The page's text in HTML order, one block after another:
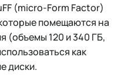
(micro-Form Factor)
помещаются на
(объемы 120 и 340 ГБ,
как
диски.